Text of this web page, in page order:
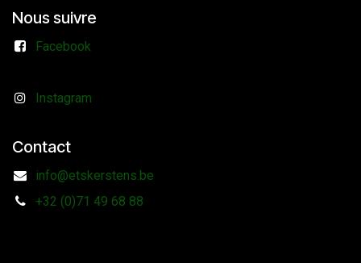
Nous suivre
Facebook
Instagram
Contact
info@etskerstens.be
+32 (0)71 49 68 88